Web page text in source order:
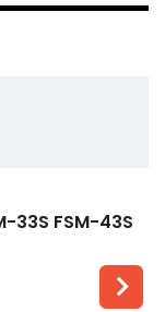
33S FSM-43S